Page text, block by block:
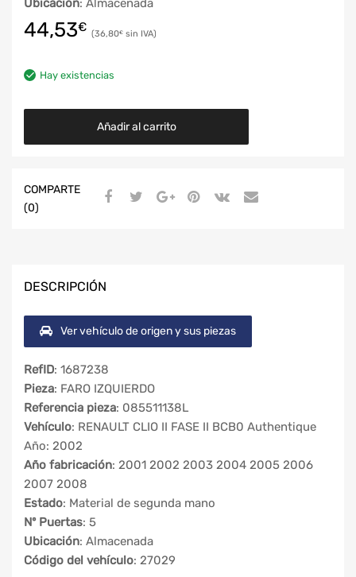
Ubicación: Almacenada
44,53€ 36,80€
Hay existencias
Añadir al carrito
COMPARTE
(0)
DESCRIPCIÓN
Ver vehículo de origen y sus piezas
RefID: 1687238
Pieza: FARO IZQUIERDO
Referencia pieza: 085511138L
Vehículo: RENAULT CLIO II FASE II BCB0 Authentique
Año: 2002
Año fabricación: 2001 2002 2003 2004 2005 2006
2007 2008
Estado: Material de segunda mano
Nº Puertas: 5
Ubicación: Almacenada
Código del vehículo: 27029